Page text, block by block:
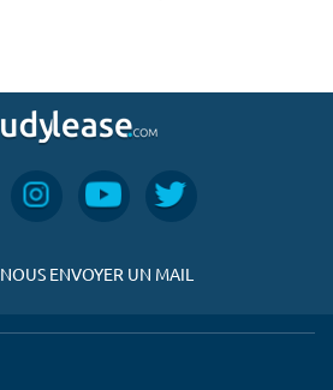
NOUS ENVOYER UN MAIL